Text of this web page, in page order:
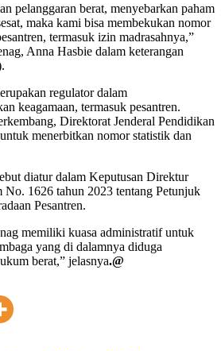
pelanggaran berat, menyebarkan paham
maka kami bisa membekukan nomor
termasuk izin madrasahnya,”
Anna Hasbie dalam keterangan
regulator dalam
keagamaan, termasuk pesantren.
Direktorat Jenderal Pendidikan
menerbitkan nomor statistik dan
diatur dalam Keputusan Direktur
No. 1626 tahun 2023 tentang Petunjuk
Pesantren.
memiliki kuasa administratif untuk
yang di dalamnya diduga
berat,” jelasnya.@